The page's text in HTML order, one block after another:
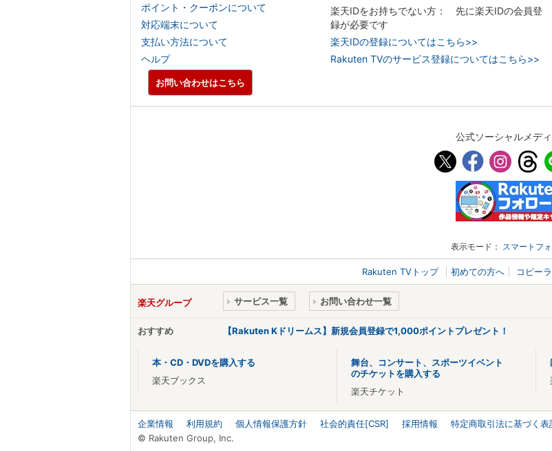
ポイント・クーポンについて
対応端末について
支払い方法について
ヘルプ
楽天IDをお持ちでない方： 先に楽天IDの会員登
録が必要です
楽天IDの登録についてはこちら>>
Rakuten TVのサービス登録についてはこちら>>
お問い合わせはこちら
公式ソーシャルメデ
表示モード： スマートフ
Rakuten TVトップ 初めての方へ コピー
楽天グループ サービス一覧 お問い合わせ一覧
おすすめ 【Rakuten Kドリームス】新規会員登録で1,000ポイントプレゼント！
本・CD・DVDを購入する
楽天ブックス
舞台、コンサート、スポーツイベント
のチケットを購入する
楽天チケット
企業情報 利用規約 個人情報保護方針 社会的責任[CSR] 採用情報
特定商取引法に基づく表
© Rakuten Group, Inc.